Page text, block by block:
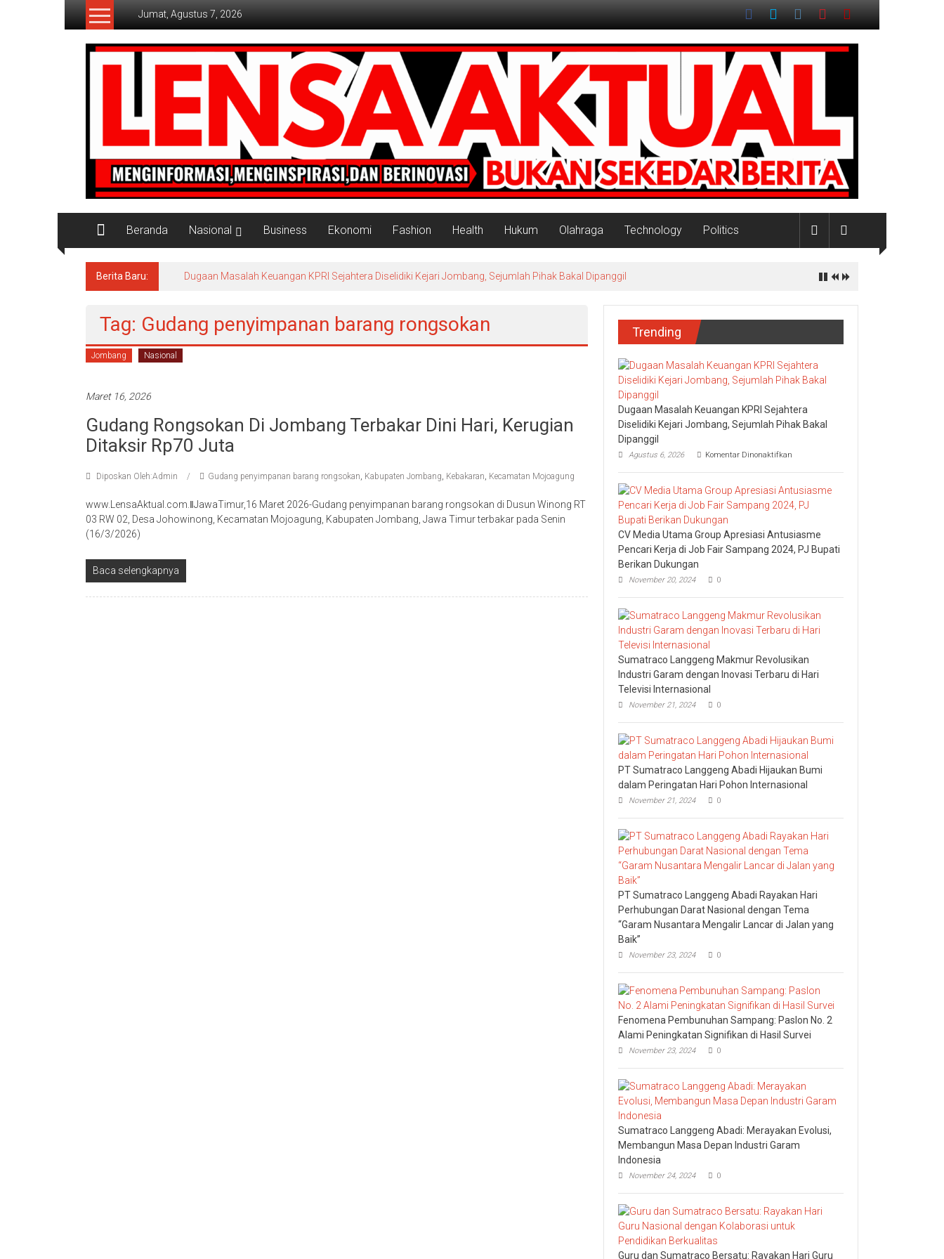
Lompat
Jumat, Agustus 7, 2026
Lensaaktual
Beranda Nasional Business Ekonomi Fashion Health Hukum Olahraga Technology Politics
Berita Baru: Dugaan Masalah Keuangan KPRI Sejahtera Diselidiki Kejari Jombang, Sejumlah Pihak Bakal Dipanggil
Tag: Gudang penyimpanan barang rongsokan
Jombang Nasional
Maret 16, 2026
Gudang Rongsokan Di Jombang Terbakar Dini Hari, Kerugian
Ditaksir Rp70 Juta
Diposkan Oleh:Admin Gudang penyimpanan barang rongsokan, Kabupaten Jombang, Kebakaran, Kecamatan Mojoagung
www.LensaAktual.com.ǁJawaTimur,16 Maret 2026-Gudang penyimpanan barang rongsokan di Dusun Winong RT
03 RW 02, Desa Johowinong, Kecamatan Mojoagung, Kabupaten Jombang, Jawa Timur terbakar pada Senin
(16/3/2026)
Baca selengkapnya
Trending
Dugaan Masalah Keuangan KPRI Sejahtera
Diselidiki Kejari Jombang, Sejumlah Pihak Bakal
Dipanggil
Agustus 6, 2026 Komentar Dinonaktifkan
Masalah
Keuangan
KPRI
Sejahtera
Kejari
Sejumlah
CV Media Utama Group Apresiasi Antusiasme
Pencari Kerja di Job Fair Sampang 2024, PJ Bupati
Berikan Dukungan
November 20, 2024 0
Sumatraco Langgeng Makmur Revolusikan
Industri Garam dengan Inovasi Terbaru di Hari
Televisi Internasional
November 21, 2024 0
PT Sumatraco Langgeng Abadi Hijaukan Bumi
dalam Peringatan Hari Pohon Internasional
November 21, 2024 0
PT Sumatraco Langgeng Abadi Rayakan Hari
Perhubungan Darat Nasional dengan Tema
“Garam Nusantara Mengalir Lancar di Jalan yang
Baik”
November 23, 2024 0
Fenomena Pembunuhan Sampang: Paslon No. 2
Alami Peningkatan Signifikan di Hasil Survei
November 23, 2024 0
Sumatraco Langgeng Abadi: Merayakan Evolusi,
Membangun Masa Depan Industri Garam
Indonesia
November 24, 2024 0
Guru dan Sumatraco Bersatu: Rayakan Hari Guru